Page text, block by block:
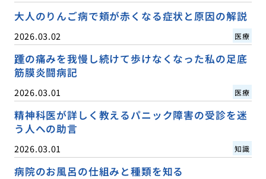
大人のりんご病で頬が赤くなる症状と原因の解説
2026.03.02 医療
踵の痛みを我慢し続けて歩けなくなった私の足底
筋膜炎闘病記
2026.03.01 医療
精神科医が詳しく教えるパニック障害の受診を迷
う人への助言
2026.03.01 知識
病院のお風呂の仕組みと種類を知る